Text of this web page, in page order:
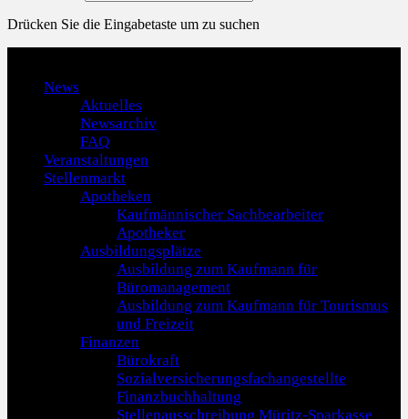
Drücken Sie die Eingabetaste um zu suchen
News
Aktuelles
Newsarchiv
FAQ
Veranstaltungen
Stellenmarkt
Apotheken
Kaufmännischer Sachbearbeiter
Apotheker
Ausbildungsplätze
Ausbildung zum Kaufmann für
Büromanagement
Ausbildung zum Kaufmann für Tourismus
und Freizeit
Finanzen
Bürokraft
Sozialversicherungsfachangestellte
Finanzbuchhaltung
Stellenausschreibung Müritz-Sparkasse